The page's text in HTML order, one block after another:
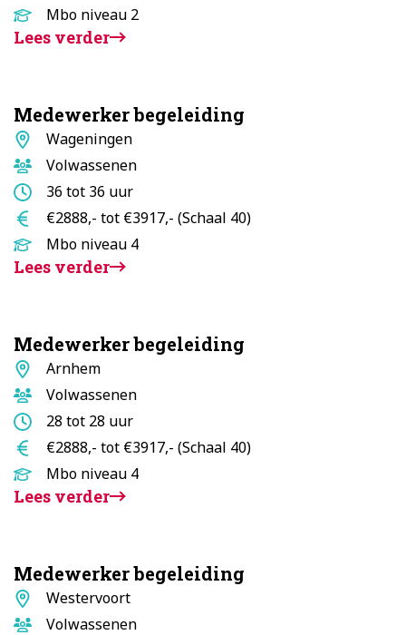
Opleidingsniveau
Mbo niveau 2
Lees verder
Medewerker begeleiding
Standplaats
Wageningen
Doelgroep
Volwassenen
Aantal
uur
36 tot 36 uur
Salaris€2888,- tot €3917,- (Schaal 40)
Opleidingsniveau
Mbo niveau 4
Lees verder
Medewerker begeleiding
Standplaats
Arnhem
Doelgroep
Volwassenen
Aantal
uur
28 tot 28 uur
Salaris€2888,- tot €3917,- (Schaal 40)
Opleidingsniveau
Mbo niveau 4
Lees verder
Medewerker begeleiding
Standplaats
Westervoort
Doelgroep
Volwassenen